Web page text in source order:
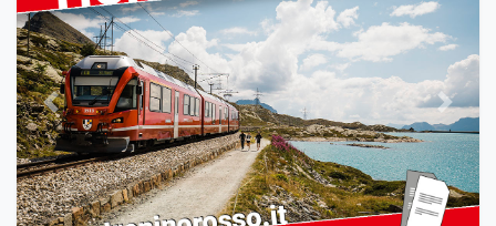
Previous Next